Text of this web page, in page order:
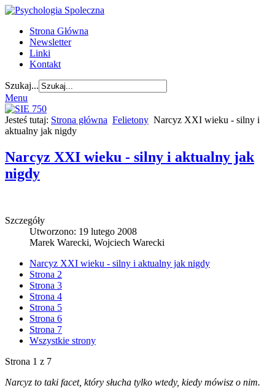
Strona Główna
Newsletter
Linki
Kontakt
Szukaj...
Menu
Jesteś tutaj: Strona główna Felietony Narcyz XXI wieku - silny i
aktualny jak nigdy
Narcyz XXI wieku - silny i aktualny jak
nigdy
Szczegóły
Utworzono: 19 lutego 2008
Marek Warecki, Wojciech Warecki
Narcyz XXI wieku - silny i aktualny jak nigdy
Strona 2
Strona 3
Strona 4
Strona 5
Strona 6
Strona 7
Wszystkie strony
Strona 1 z 7
Narcyz to taki facet, który słucha tylko wtedy, kiedy mówisz o nim.